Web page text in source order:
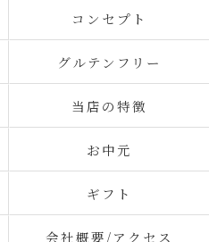
コンセプト
グルテンフリー
当店の特徴
お中元
ギフト
会社概要/アクセス